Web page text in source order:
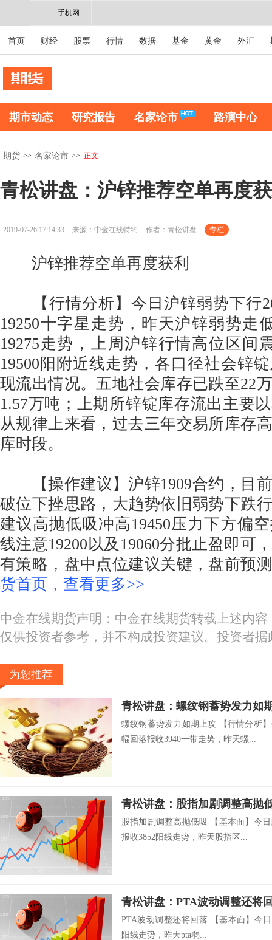
手机网
首页 财经 股票 行情 数据 基金 黄金 外汇
期市动态 研究报告 名家论市 路演中心
期货 >> 名家论市 >> 正文
青松讲盘：沪锌推荐空单再度
2019-07-26 17:14:33 来源：中金在线特约 作者：青松讲盘 专栏
沪锌推荐空单再度获利
【行情分析】今日沪锌弱势下行
19250十字星走势，昨天沪锌弱势走
19275走势，上周沪锌行情高位区间
19500阳附近线走势，各口径社会锌
现流出情况。五地社会库存已跌至22
1.57万吨；上期所锌锭库存流出主要
从规律上来看，过去三年交易所库存
库时段。
【操作建议】沪锌1909合约，目
破位下挫思路，大趋势依旧弱势下跌
建议高抛低吸冲高19450压力下方偏
线注意19200以及19060分批止盈即可
有策略，盘中点位建议关键，盘前预
货首页，查看更多>>
中金在线期货声明：中金在线期货转载上述内
仅供投资者参考，并不构成投资建议。投资者
为您推荐
青松讲盘：螺纹钢蓄势发力如
螺纹钢蓄势发力如期上攻 【行情分析
幅回落报收3940一带走势，昨天螺...
青松讲盘：股指加剧调整高抛
股指加剧调整高抛低吸 【基本面】今
报收3852阳线走势，昨天股指区...
青松讲盘：PTA波动调整还将
PTA波动调整还将回落 【基本面】今
阳线走势，昨天pta弱...